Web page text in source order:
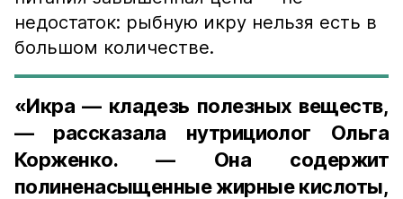
недостаток: рыбную икру нельзя есть в
большом количестве.
«Икра — кладезь полезных веществ,
— рассказала нутрициолог Ольга
Корженко. — Она содержит
полиненасыщенные жирные кислоты,